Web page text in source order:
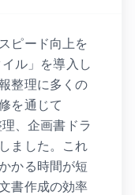
ピード向上を
ル」を導入し
整理に多くの
を通じて
、企画書ドラ
ました。これ
かる時間が短
書作成の効率